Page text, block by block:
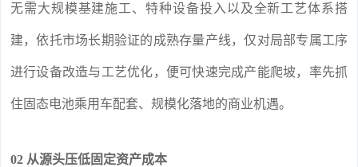
无需大规模基建施工、特种设备投入以及全新工艺体系搭
建，依托市场长期验证的成熟存量产线，仅对局部专属工序
进行设备改造与工艺优化，便可快速完成产能爬坡，率先抓
住固态电池乘用车配套、规模化落地的商业机遇。
02 从源头压低固定资产成本